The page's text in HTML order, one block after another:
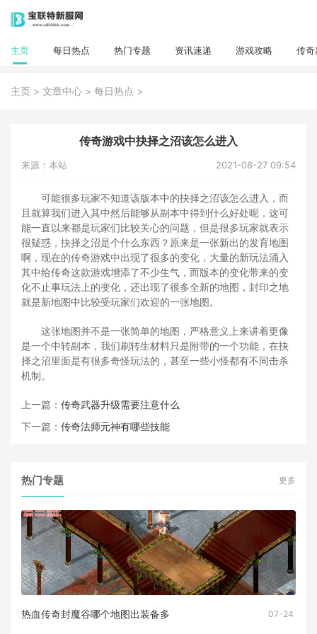
主页 每日热点 热门专题 资讯速递 游戏攻略 传奇
主页 > 文章中心 > 每日热点 >
传奇游戏中抉择之沼该怎么进入
来源：本站 2021-08-27 09:54
可能很多玩家不知道该版本中的抉择之沼该怎么进入，而
且就算我们进入其中然后能够从副本中得到什么好处呢，这可
能一直以来都是玩家们比较关心的问题，但是很多玩家就表示
很疑惑，抉择之沼是个什么东西？原来是一张新出的发育地图
啊，现在的传奇游戏中出现了很多的变化，大量的新玩法涌入
其中给传奇这款游戏增添了不少生气，而版本的变化带来的变
化不止事玩法上的变化，还出现了很多全新的地图，封印之地
就是新地图中比较受玩家们欢迎的一张地图。
这张地图并不是一张简单的地图，严格意义上来讲着更像
是一个中转副本，我们刷转生材料只是附带的一个功能，在抉
择之沼里面是有很多奇怪玩法的，甚至一些小怪都有不同击杀
机制。
上一篇： 传奇武器升级需要注意什么
下一篇： 传奇法师元神有哪些技能
热门专题 更多
热血传奇封魔谷哪个地图出装备多 07-24